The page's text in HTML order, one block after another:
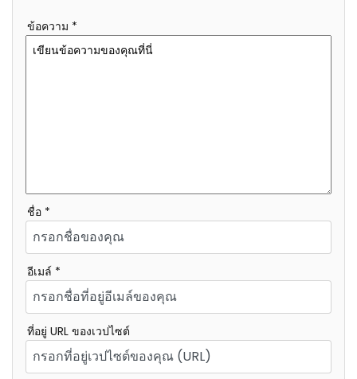
ข้อความ *
ชื่อ *
อีเมล์ *
ที่อยู่ URL ของเวปไซต์